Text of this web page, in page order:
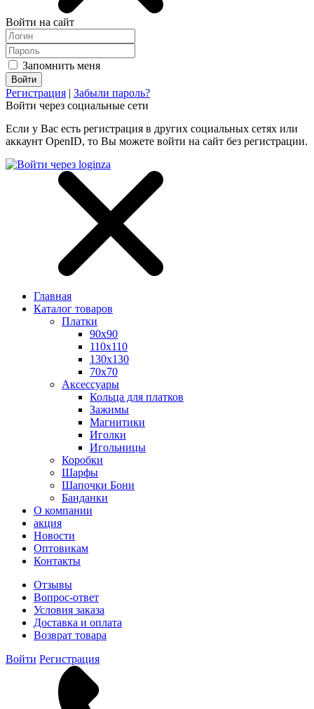
Войти на сайт
Запомнить меня
Регистрация | Забыли пароль?
Войти через социальные сети
Если у Вас есть регистрация в других социальных сетях или
аккаунт OpenID, то Вы можете войти на сайт без регистрации.
Главная
Каталог товаров
Платки
90x90
110x110
130x130
70х70
Аксессуары
Кольца для платков
Зажимы
Магнитики
Иголки
Игольницы
Коробки
Шарфы
Шапочки Бони
Банданки
О компании
акция
Новости
Оптовикам
Контакты
Отзывы
Вопрос-ответ
Условия заказа
Доставка и оплата
Возврат товара
Войти Регистрация